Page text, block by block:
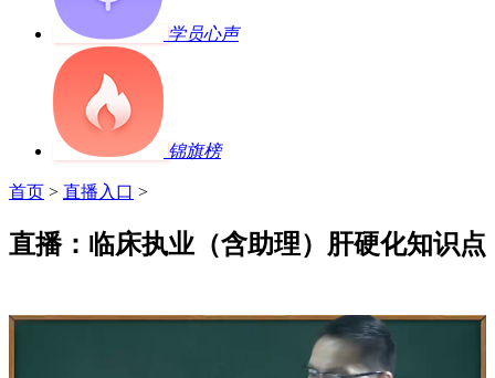
学员心声
锦旗榜
首页 > 直播入口 >
直播：临床执业（含助理）肝硬化知识点